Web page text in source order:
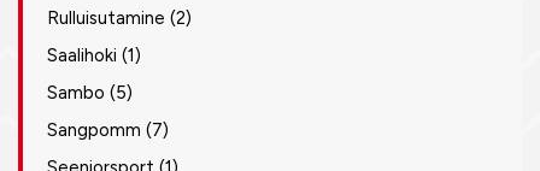
Rulluisutamine (2)
Saalihoki (1)
Sambo (5)
Sangpomm (7)